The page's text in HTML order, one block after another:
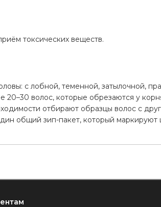
токсических веществ.
с лобной, теменной, затылочной,
20–30 волос, которые обрезаются у
отбирают образцы волос с
общий зип-пакет, который маркируют